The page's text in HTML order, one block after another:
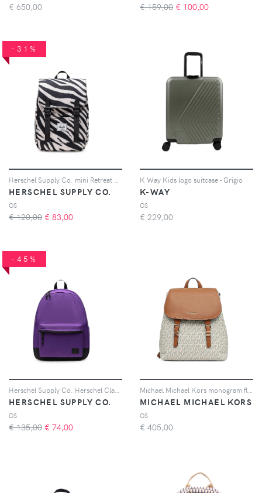
€ 650,00 € 159,00 € 100,00
-31%
HERSCHEL SUPPLY CO.
OS
€ 120,00 € 83,00
K Way Kids logo suitcase - Grigio
K-WAY
OS
€ 229,00
-45%
HERSCHEL SUPPLY CO.
OS
€ 135,00 € 74,00
MICHAEL MICHAEL KORS
OS
€ 405,00